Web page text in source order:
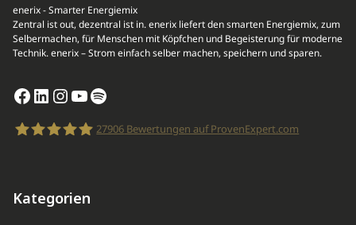
enerix - Smarter Energiemix
Zentral ist out, dezentral ist in. enerix liefert den smarten Energiemix, zum
Selbermachen, für Menschen mit Köpfchen und Begeisterung für moderne
Technik. enerix – Strom einfach selber machen, speichern und sparen.
Facebook
LinkedIn
Instagram
YouTube
Spotify
27906Bewertungen auf ProvenExpert.com
Kategorien